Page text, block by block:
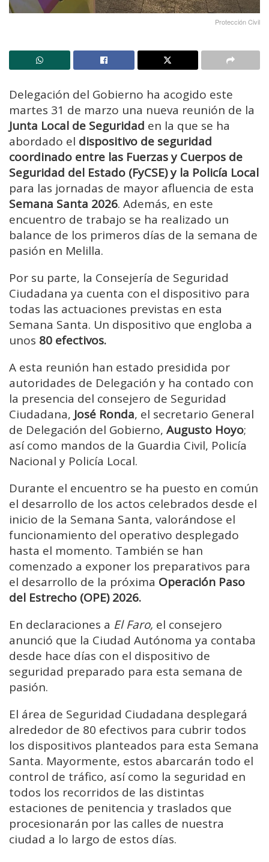
Protección Civil
Delegación del Gobierno ha acogido este
martes 31 de marzo una nueva reunión de la
Junta Local de Seguridad en la que se ha
abordado el dispositivo de seguridad
coordinado entre las Fuerzas y Cuerpos de
Seguridad del Estado (FyCSE) y la Policía Local
para las jornadas de mayor afluencia de esta
Semana Santa 2026. Además, en este
encuentro de trabajo se ha realizado un
balance de los primeros días de la semana de
pasión en Melilla.
Por su parte, la Consejería de Seguridad
Ciudadana ya cuenta con el dispositivo para
todas las actuaciones previstas en esta
Semana Santa. Un dispositivo que engloba a
unos 80 efectivos.
A esta reunión han estado presidida por
autoridades de Delegación y ha contado con
la presencia del consejero de Seguridad
Ciudadana, José Ronda, el secretario General
de Delegación del Gobierno, Augusto Hoyo;
así como mandos de la Guardia Civil, Policía
Nacional y Policía Local.
Durante el encuentro se ha puesto en común
el desarrollo de los actos celebrados desde el
inicio de la Semana Santa, valorándose el
funcionamiento del operativo desplegado
hasta el momento. También se han
comenzado a exponer los preparativos para
el desarrollo de la próxima Operación Paso
del Estrecho (OPE) 2026.
En declaraciones a El Faro, el consejero
anunció que la Ciudad Autónoma ya contaba
desde hace días con el dispositivo de
seguridad preparado para esta semana de
pasión.
El área de Seguridad Ciudadana desplegará
alrededor de 80 efectivos para cubrir todos
los dispositivos planteados para esta Semana
Santa. Mayormente, estos abarcarán todo el
control de tráfico, así como la seguridad en
todos los recorridos de las distintas
estaciones de penitencia y traslados que
procesionarán por las calles de nuestra
ciudad a lo largo de estos días.